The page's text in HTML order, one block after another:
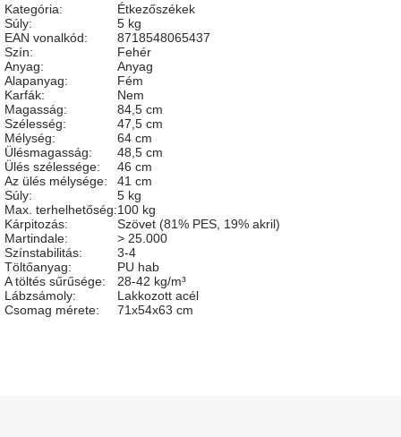
Woodman
kedvezményesen
Anyák
napja
Egy
étkező,
amely
szórakoztat!
A
8.
születésnap
megünneplése
Kategória:
Étkezőszékek
Súly:
5 kg
EAN vonalkód:
8718548065437
Szín:
Fehér
Anyag:
Anyag
Alapanyag:
Fém
Karfák:
Nem
Magasság:
84,5 cm
Szélesség:
47,5 cm
Mélység:
64 cm
Ülésmagasság:
48,5 cm
Ülés szélessége:
46 cm
Az ülés mélysége:
41 cm
Súly:
5 kg
Max. terhelhetőség:100 kg
Kárpitozás:
Szövet (81% PES, 19% akril)
Martindale:
> 25.000
Színstabilitás:
3-4
Töltőanyag:
PU hab
A töltés sűrűsége:
28-42 kg/m³
Lábzsámoly:
Lakkozott acél
Csomag mérete: 71x54x63 cm